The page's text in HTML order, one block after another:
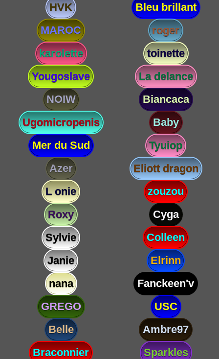
HVK
Bleu brillant
MAROC
roger
karolette
toinette
Yougoslave
La delance
NOIW
Biancaca
Ugomicropenis
Baby
Mer du Sud
Tyuiop
Azer
Eliott dragon
L onie
zouzou
Roxy
Cyga
Sylvie
Colleen
Janie
Elrinn
nana
Fanckeen'v
GREGO
USC
Belle
Ambre97
Braconnier
Sparkles